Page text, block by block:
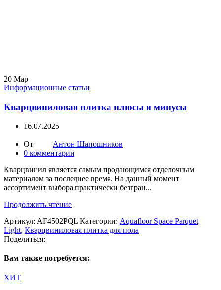
20 Мар
Информационные статьи
Кварцвиниловая плитка плюсы и минусы
16.07.2025
От
Антон Шапошников
0 комментарии
Кварцвинил является самым продающимся отделочным
материалом за последнее время. На данный момент
ассортимент выбора практически безгран...
Продолжить чтение
Артикул: AF4502PQL Категории: Aquafloor Space Parquet
Light, Кварцвиниловая плитка для пола
Поделиться:
Вам также потребуется:
ХИТ